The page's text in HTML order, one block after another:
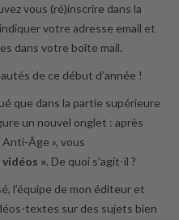
vous (ré)inscrire dans la
votre adresse email et
dans votre boîte mail.
de ce début d’année !
que dans la partie supérieure
un nouvel onglet : après
Anti-Âge », vous
vidéos ». De quoi s’agit-il ?
l’équipe de mon éditeur et
textes sur des sujets bien